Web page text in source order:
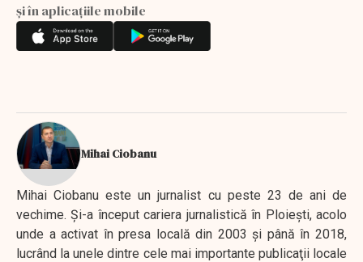
și în aplicațiile mobile
Mihai Ciobanu
Mihai Ciobanu este un jurnalist cu peste 23 de ani de
vechime. Şi-a început cariera jurnalistică în Ploieşti, acolo
unde a activat în presa locală din 2003 şi până în 2018,
lucrând la unele dintre cele mai importante publicaţii locale